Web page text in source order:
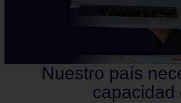
Nuestro país
capacidad